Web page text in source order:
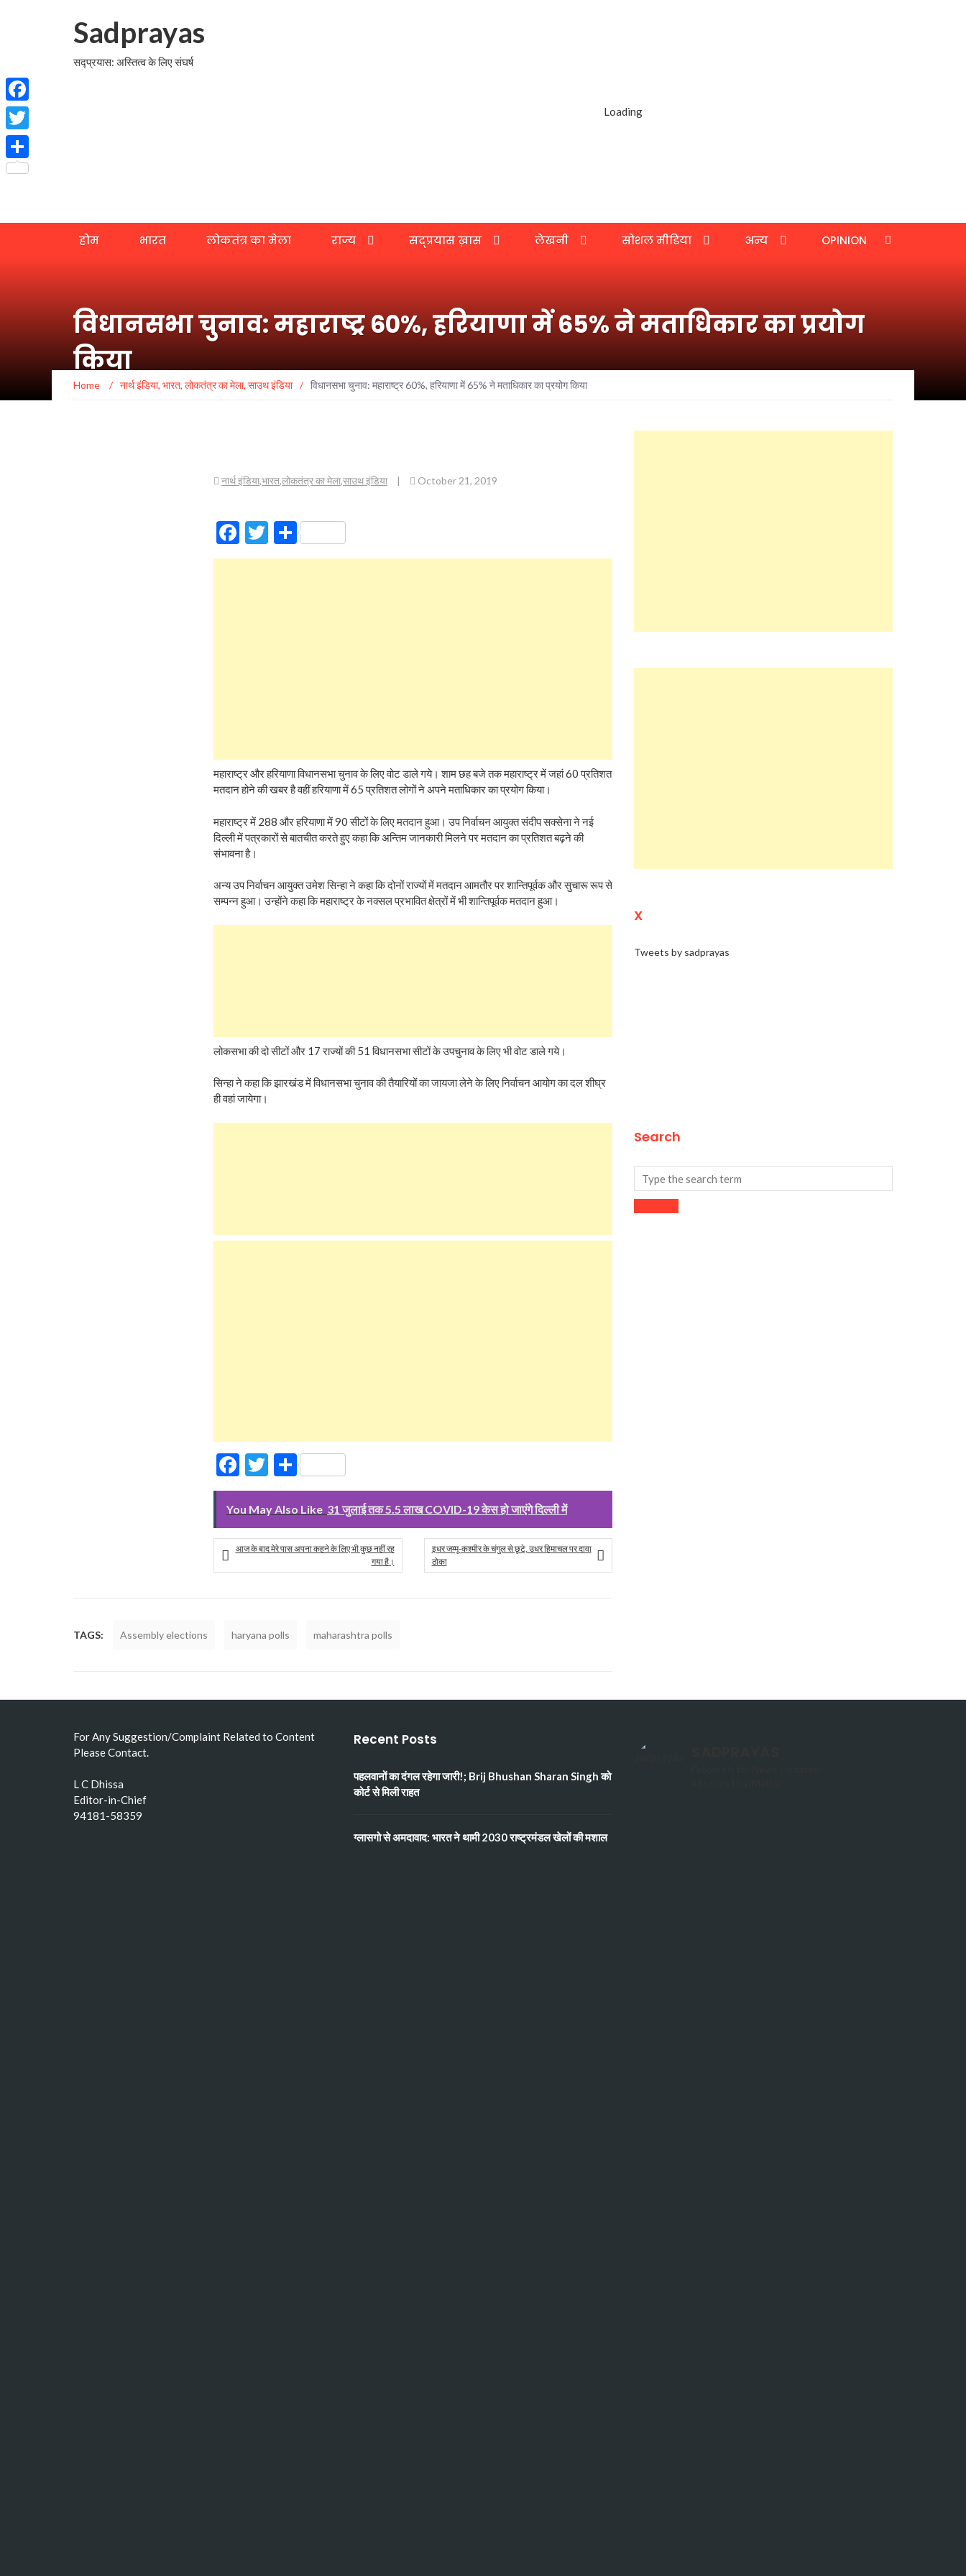
Sadprayas
सद्प्रयास: अस्तित्व के लिए संघर्ष
Loading
होम भारत लोकतंत्र का मेला राज्य सद्प्रयास ख़ास लेखनी सोशल मीडिया अन्य OPINION
विधानसभा चुनाव: महाराष्‍ट्र 60%, हरियाणा में 65% ने मताधिकार का प्रयोग
किया
Home / नार्थ इंडिया, भारत, लोकतंत्र का मेला, साउथ इंडिया / विधानसभा चुनाव: महाराष्‍ट्र 60%, हरियाणा में 65% ने मताधिकार का प्रयोग किया
नार्थ इंडिया,भारत,लोकतंत्र का मेला,साउथ इंडिया | October 21, 2019
Facebook
Twitter
Share
महाराष्‍ट्र और हरियाणा विधानसभा चुनाव के लिए वोट डाले गये। शाम छह बजे तक महाराष्‍ट्र में जहां 60 प्रतिशत
मतदान होने की खबर है वहीं हरियाणा में 65 प्रतिशत लोगों ने अपने मताधिकार का प्रयोग किया।
महाराष्‍ट्र में 288 और हरियाणा में 90 सीटों के लिए मतदान हुआ। उप निर्वाचन आयुक्‍त संदीप सक्‍सेना ने नई
दिल्‍ली में पत्रकारों से बातचीत करते हुए कहा कि अन्तिम जानकारी मिलने पर मतदान का प्रतिशत बढ़ने की
संभावना है।
अन्‍य उप निर्वाचन आयुक्‍त उमेश सिन्‍हा ने कहा कि दोनों राज्‍यों में मतदान आमतौर पर शान्तिपूर्वक और सुचारू रूप से
सम्‍पन्‍न हुआ। उन्‍होंने कहा कि महाराष्‍ट्र के नक्‍सल प्रभावित क्षेत्रों में भी शान्तिपूर्वक मतदान हुआ।
लोकसभा की दो सीटों और 17 राज्‍यों की 51 विधानसभा सीटों के उपचुनाव के लिए भी वोट डाले गये।
सिन्‍हा ने कहा कि झारखंड में विधानसभा चुनाव की तैयारियों का जायजा लेने के लिए निर्वाचन आयोग का दल शीघ्र
ही वहां जायेगा।
Facebook
Twitter
Share
You May Also Like 31 जुलाई तक 5.5 लाख COVID-19 केस हो जाएंगे दिल्ली में
आज के बाद मेरे पास अपना कहने के लिए भी कुछ नहीं रह
गया है।
इधर जम्मू-कश्मीर के चंगुल से छूटे, उधर हिमाचल पर दावा
ठोका
TAGS: Assembly elections haryana polls maharashtra polls
X
Tweets by sadprayas
Search
For Any Suggestion/Complaint Related to Content
Please Contact.
L C Dhissa
Editor-in-Chief
94181-58359
Recent Posts
पहलवानों का दंगल रहेगा जारी!; Brij Bhushan Sharan Singh को
कोर्ट से मिली राहत
ग्लासगो से अमदावाद: भारत ने थामी 2030 राष्ट्रमंडल खेलों की मशाल
Facebook
Twitter
Share